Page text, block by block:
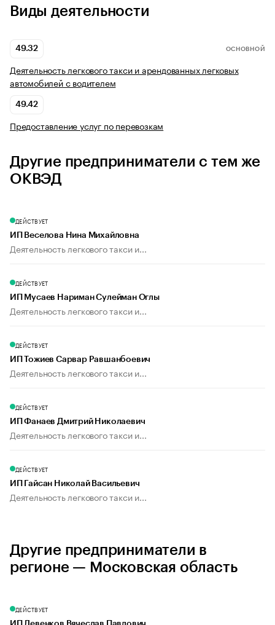
Виды деятельности
49.32 ОСНОВНОЙ
Деятельность легкового такси и арендованных легковых
автомобилей с водителем
49.42
Предоставление услуг по перевозкам
Другие предприниматели с тем же
ОКВЭД
ДЕЙСТВУЕТ
ИП Веселова Нина Михайловна
Деятельность легкового такси и...
ДЕЙСТВУЕТ
ИП Мусаев Нариман Сулейман Оглы
Деятельность легкового такси и...
ДЕЙСТВУЕТ
ИП Тожиев Сарвар Равшанбоевич
Деятельность легкового такси и...
ДЕЙСТВУЕТ
ИП Фанаев Дмитрий Николаевич
Деятельность легкового такси и...
ДЕЙСТВУЕТ
ИП Гайсан Николай Васильевич
Деятельность легкового такси и...
Другие предприниматели в
регионе — Московская область
ДЕЙСТВУЕТ